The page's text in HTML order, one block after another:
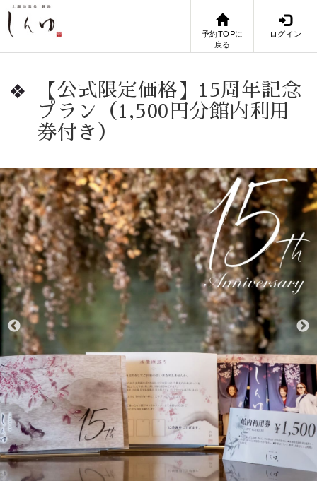
予約TOPに
戻る
ログイン
【公式限定価格】15周年記念
プラン（1,500円分館内利用
券付き）